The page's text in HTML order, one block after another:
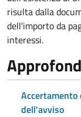
risulta dalla
dell'importo da
interessi.
dell'avviso